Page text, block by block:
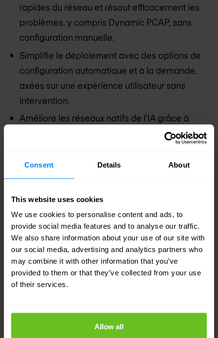
Consent Details About
This website uses cookies
We use cookies to personalise content and ads, to
provide social media features and to analyse our traffic.
We also share information about your use of our site with
our social media, advertising and analytics partners who
may combine it with other information that you’ve
provided to them or that they’ve collected from your use
of their services.
Allow all
rapides du réseau et résout efficacement les
problèmes, y compris Dynamic PCAP, sans
configuration manuelle.
Simplifie le déploiement avec des options de
configuration automatique et à la demande,
axées sur une expérience utilisateur sans
intervention.
Améliore les réseaux natifs de l'IA grâce à
l'intégration avec Mist AI, ce qui permet
analyse de données détaillée pour un
dépannage précis et un apprentissage.
Transforme la gestion réseau en une approche
prévoyante en fournissant des informations
approfondies et une résolution accélérée des
problèmes via Mist AI.
Marvis VS. Marvis Minis
Marvis et Marvis Minis sont tous deux des